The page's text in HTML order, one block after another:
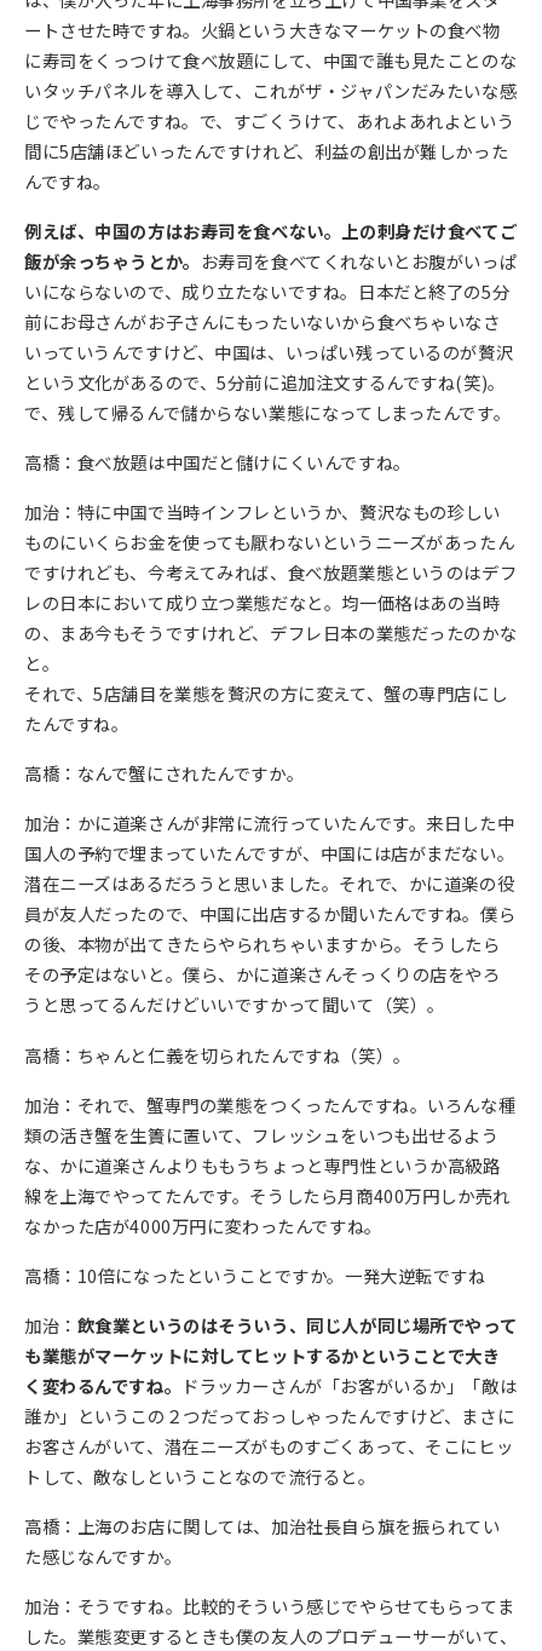
ートさせた時ですね。火鍋という大きなマーケットの食べ物
に寿司をくっつけて食べ放題にして、中国で誰も見たことのな
いタッチパネルを導入して、これがザ・ジャパンだみたいな感
じでやったんですね。で、すごくうけて、あれよあれよという
間に5店舗ほどいったんですけれど、利益の創出が難しかった
んですね。
例えば、中国の方はお寿司を食べない。上の刺身だけ食べてご
飯が余っちゃうとか。 お寿司を食べてくれないとお腹がいっぱ
いにならないので、成り立たないですね。日本だと終了の5分
前にお母さんがお子さんにもったいないから食べちゃいなさ
いっていうんですけど、中国は、いっぱい残っているのが贅沢
という文化があるので、5分前に追加注文するんですね(笑)。
で、残して帰るんで儲からない業態になってしまったんです。
高橋：食べ放題は中国だと儲けにくいんですね。
加治：特に中国で当時インフレというか、贅沢なもの珍しい
ものにいくらお金を使っても厭わないというニーズがあったん
ですけれども、今考えてみれば、食べ放題業態というのはデフ
レの日本において成り立つ業態だなと。均一価格はあの当時
の、まあ今もそうですけれど、デフレ日本の業態だったのかな
と。
それで、5店舗目を業態を贅沢の方に変えて、蟹の専門店にし
たんですね。
高橋：なんで蟹にされたんですか。
加治：かに道楽さんが非常に流行っていたんです。来日した中
国人の予約で埋まっていたんですが、中国には店がまだない。
潜在ニーズはあるだろうと思いました。それで、かに道楽の役
員が友人だったので、中国に出店するか聞いたんですね。僕ら
の後、本物が出てきたらやられちゃいますから。そうしたら
その予定はないと。僕ら、かに道楽さんそっくりの店をやろ
うと思ってるんだけどいいですかって聞いて（笑）。
高橋：ちゃんと仁義を切られたんですね（笑）。
加治：それで、蟹専門の業態をつくったんですね。いろんな種
類の活き蟹を生簀に置いて、フレッシュをいつも出せるよう
な、かに道楽さんよりももうちょっと専門性というか高級路
線を上海でやってたんです。そうしたら月商400万円しか売れ
なかった店が4000万円に変わったんですね。
高橋：10倍になったということですか。一発大逆転ですね
加治： 飲食業というのはそういう、同じ人が同じ場所でやって
も業態がマーケットに対してヒットするかということで大き
く変わるんですね。
ドラッカーさんが「お客がいるか」「敵は
誰か」というこの２つだっておっしゃったんですけど、まさに
お客さんがいて、潜在ニーズがものすごくあって、そこにヒッ
トして、敵なしということなので流行ると。
高橋：上海のお店に関しては、加治社長自ら旗を振られてい
た感じなんですか。
加治：そうですね。比較的そういう感じでやらせてもらってま
した。業態変更するときも僕の友人のプロデューサーがいて、